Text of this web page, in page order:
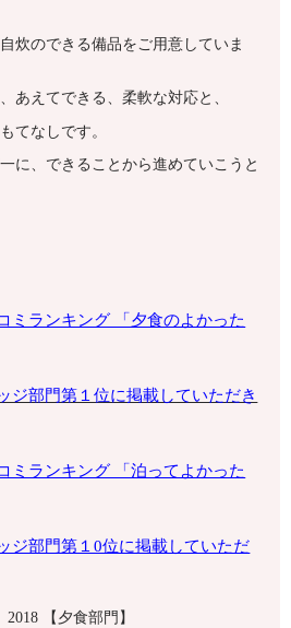
のできる備品をご用意していま
あえてできる、柔軟な対応と、
てなしです。
に、できることから進めていこうと
ミランキング 「夕食のよかった
ジ部門第１位に掲載していただき
ミランキング 「泊ってよかった
ジ部門第１0位に掲載していただ
【夕食部門】